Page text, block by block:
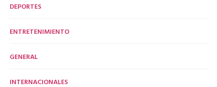
DEPORTES
ENTRETENIMIENTO
GENERAL
INTERNACIONALES